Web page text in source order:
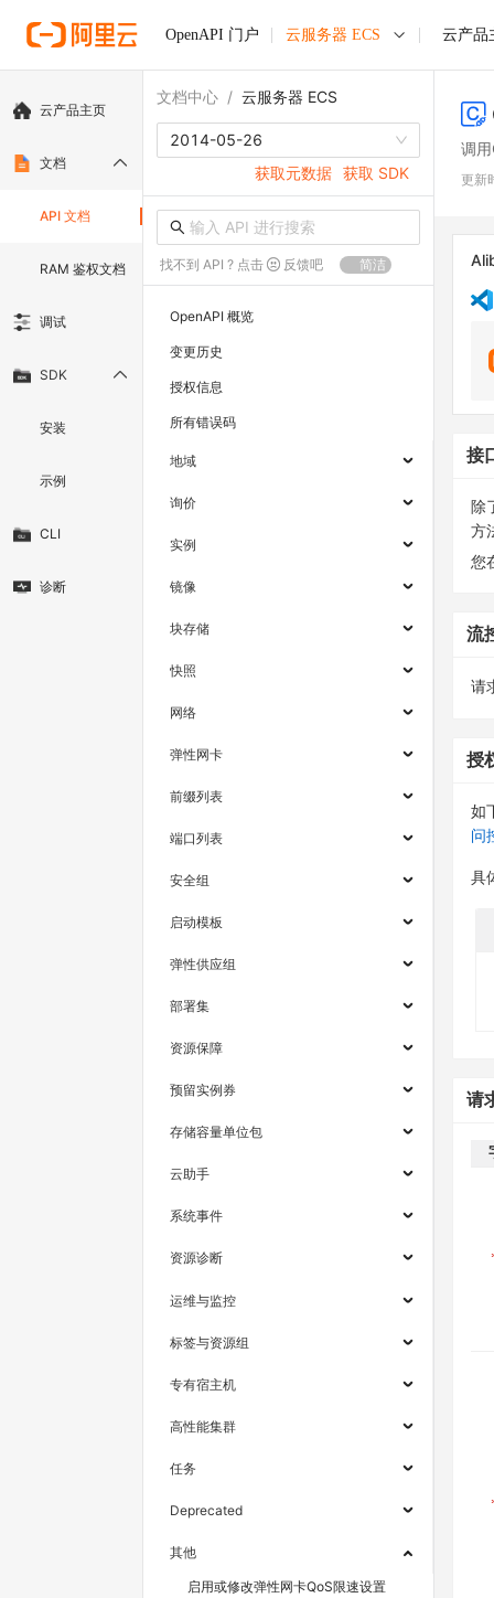
OpenAPI 门户 云服务器 ECS 云产品
云产品主页
文档
API 文档
RAM 鉴权文档
调试
SDK
安装
示例
CLI
诊断
文档中心 / 云服务器 ECS
2014-05-26
获取元数据 获取 SDK
找不到 API ? 点击 反馈吧 简洁
OpenAPI 概览
变更历史
授权信息
所有错误码
地域
询价
实例
镜像
块存储
快照
网络
弹性网卡
前缀列表
端口列表
安全组
启动模板
弹性供应组
部署集
资源保障
预留实例券
存储容量单位包
云助手
系统事件
资源诊断
运维与监控
标签与资源组
专有宿主机
高性能集群
任务
Deprecated
其他
启用或修改弹性网卡QoS限速设置
调
更新
接
除
方
您
流
请
授
如
问
具
请